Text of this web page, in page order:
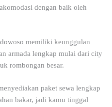
dengan baik oleh
memiliki keunggulan
armada lengkap mulai dari city
rombongan besar.
paket sewa lengkap
bakar, jadi kamu tinggal